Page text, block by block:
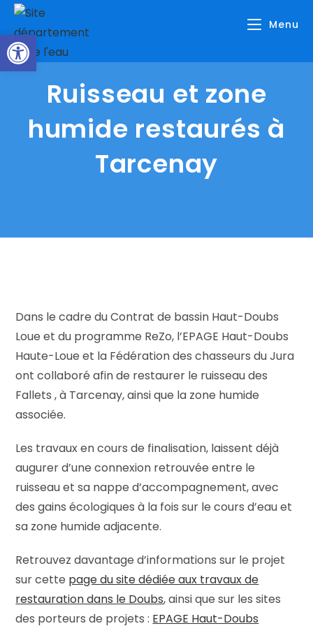
Skip
content
Menu
Ruisseau et zone
humide restaurés à
Tarcenay
Dans le cadre du Contrat de bassin Haut-Doubs
Loue et du programme ReZo, l’EPAGE Haut-Doubs
Haute-Loue et la Fédération des chasseurs du Jura
ont collaboré afin de restaurer le ruisseau des
Fallets , à Tarcenay, ainsi que la zone humide
associée.
Les travaux en cours de finalisation, laissent déjà
augurer d’une connexion retrouvée entre le
ruisseau et sa nappe d’accompagnement, avec
des gains écologiques à la fois sur le cours d’eau et
sa zone humide adjacente.
Retrouvez davantage d’informations sur le projet
sur cette page du site dédiée aux travaux de
restauration dans le Doubs, ainsi que sur les sites
des porteurs de projets : EPAGE Haut-Doubs
Ouvrir la barre d’outils